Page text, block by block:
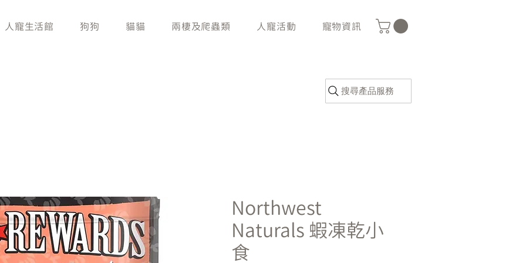
人寵生活館 狗狗 貓貓 兩棲及爬蟲類 人寵活動 寵物資訊
搜尋產品服務
Northwest
Naturals 蝦凍乾小
食